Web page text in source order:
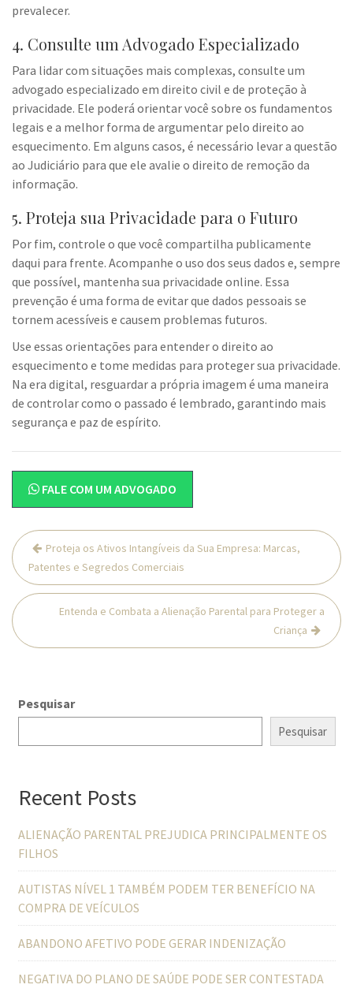
prevalecer.
4. Consulte um Advogado Especializado
Para lidar com situações mais complexas, consulte um
advogado especializado em direito civil e de proteção à
privacidade. Ele poderá orientar você sobre os fundamentos
legais e a melhor forma de argumentar pelo direito ao
esquecimento. Em alguns casos, é necessário levar a questão
ao Judiciário para que ele avalie o direito de remoção da
informação.
5. Proteja sua Privacidade para o Futuro
Por fim, controle o que você compartilha publicamente
daqui para frente. Acompanhe o uso dos seus dados e, sempre
que possível, mantenha sua privacidade online. Essa
prevenção é uma forma de evitar que dados pessoais se
tornem acessíveis e causem problemas futuros.
Use essas orientações para entender o direito ao
esquecimento e tome medidas para proteger sua privacidade.
Na era digital, resguardar a própria imagem é uma maneira
de controlar como o passado é lembrado, garantindo mais
segurança e paz de espírito.
FALE COM UM ADVOGADO
Navegação
de
Post
Proteja os Ativos Intangíveis da Sua Empresa: Marcas,
Patentes e Segredos Comerciais
Entenda e Combata a Alienação Parental para Proteger a
Criança
Pesquisar
Pesquisar
Recent Posts
ALIENAÇÃO PARENTAL PREJUDICA PRINCIPALMENTE OS
FILHOS
AUTISTAS NÍVEL 1 TAMBÉM PODEM TER BENEFÍCIO NA
COMPRA DE VEÍCULOS
ABANDONO AFETIVO PODE GERAR INDENIZAÇÃO
NEGATIVA DO PLANO DE SAÚDE PODE SER CONTESTADA